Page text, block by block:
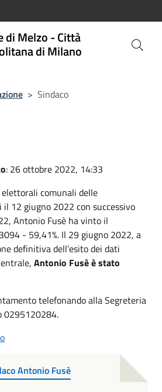
di Melzo - Città
di Milano
> Sindaco
: 26 ottobre 2022, 14:33
comunali delle
12 giugno 2022 con successivo
Antonio Fusè ha vinto il
- 59,41%. Il 29 giugno 2022, a
definitiva dell’esito dei dati
Antonio Fusè è stato
telefonando alla Segreteria
0295120284.
Antonio Fusè